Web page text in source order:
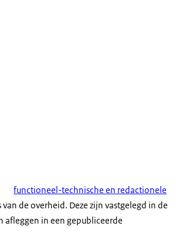
functioneel-technische en redactionele
de overheid. Deze zijn vastgelegd in de
in een gepubliceerde